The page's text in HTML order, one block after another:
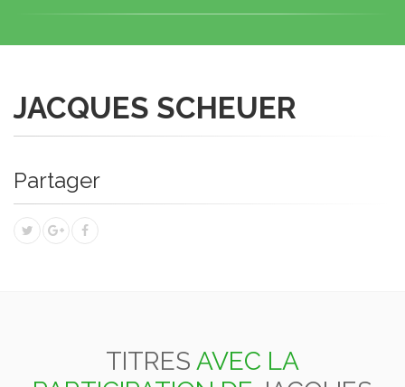
JACQUES SCHEUER
Partager
TITRES AVEC LA